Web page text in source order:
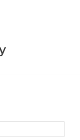
Nome